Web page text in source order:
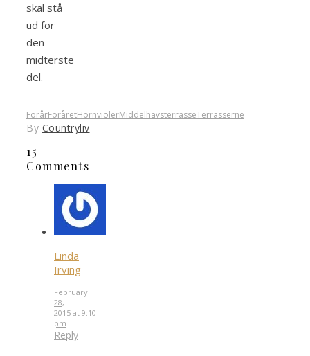
skal stå
ud for
den
midterste
del.
ForårForåretHornviolerMiddelhavsterrasseTerrasserne
By Countryliv
15
Comments
Linda
Irving
February
28,
2015 at 9:10
pm
Reply